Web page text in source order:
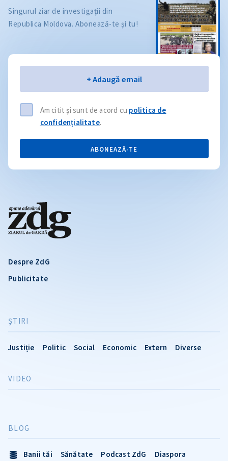
Despre ZdG
Publicitate
ŞTIRI
Justiție Politic Social Economic Extern Diverse
VIDEO
BLOG
Banii tăi Sănătate Podcast ZdG
Diaspora
Singurul ziar de investigații din
Republica Moldova. Abonează-te și tu!
+ Adaugă email
Am citit și sunt de acord cu politica de
confidențialitate.
ABONEAZĂ-TE